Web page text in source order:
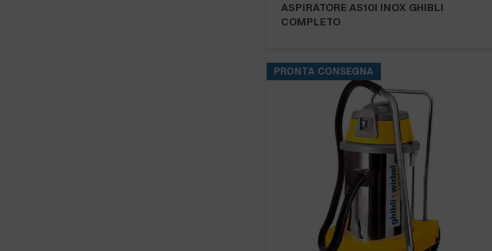
ASPIRATORE AS10I INOX GHIBLI
COMPLETO
PRONTA CONSEGNA